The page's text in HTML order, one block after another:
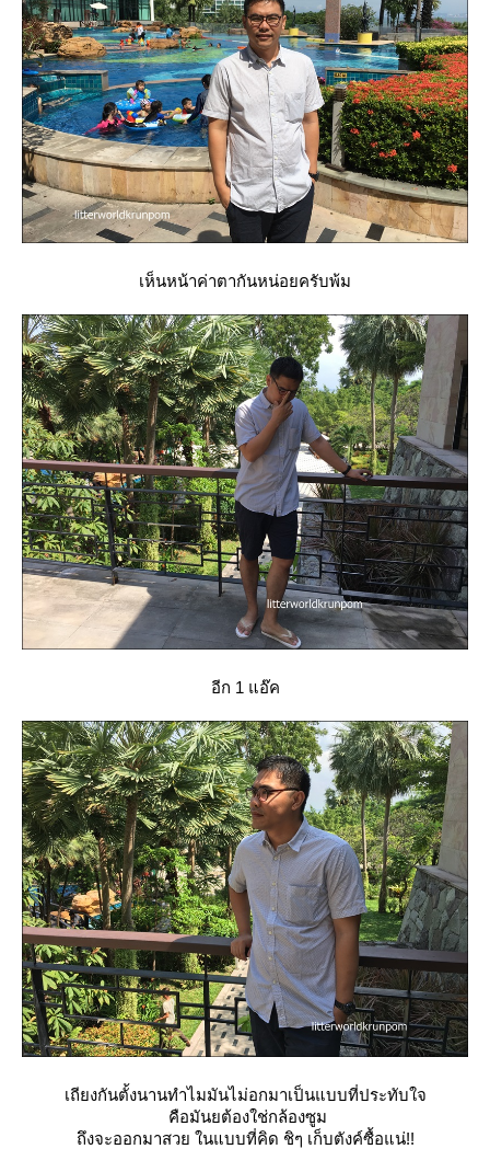
เห็นหน้าค่าตากันหน่อยครับพ้ม
อีก 1 แอ๊ค
เถียงกันตั้งนานทำไมมันไม่อกมาเป็นแบบที่ประทับใจ
คือมันยต้องใช่กล้องซูม
ถึงจะออกมาสวย ในแบบที่คิด ชิๆ เก็บตังค์ซื้อแน่!!